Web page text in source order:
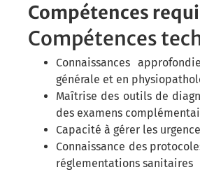
Compétences
Compétences
Connaissances
générale et en
Maîtrise des outils de
des examens
Capacité à gérer les
Connaissance des
réglementations sanitaires